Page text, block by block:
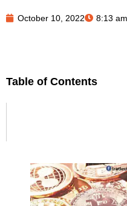
October 10, 2022 8:13 am
Table of Contents